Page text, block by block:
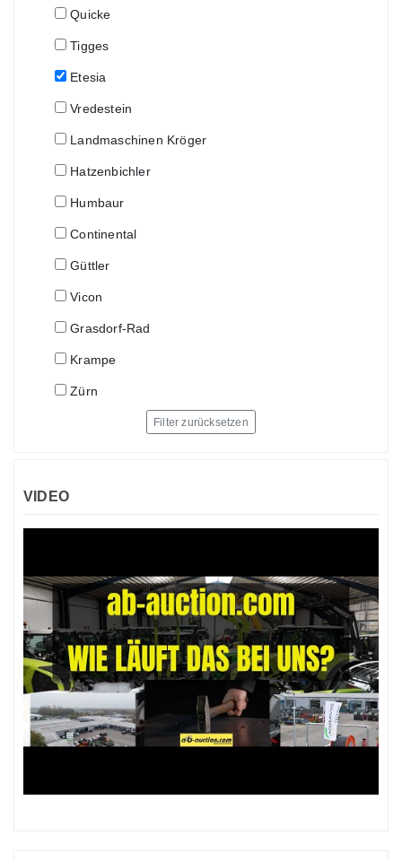
Quicke
Tigges
Etesia
Vredestein
Landmaschinen Kröger
Hatzenbichler
Humbaur
Continental
Güttler
Vicon
Grasdorf-Rad
Krampe
Zürn
Filter zurücksetzen
VIDEO